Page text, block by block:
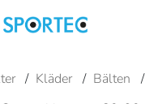
/ Kläder / Bälten
/